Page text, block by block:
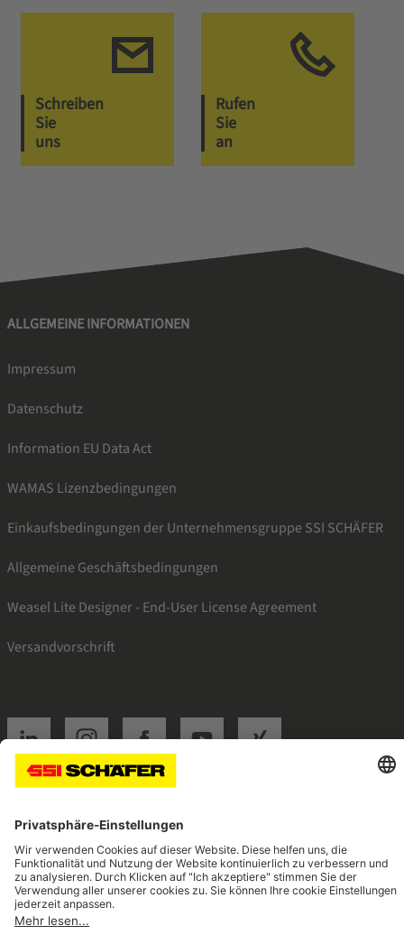
Schreiben
Sie
uns
Rufen
Sie
an
ALLGEMEINE INFORMATIONEN
Impressum
Datenschutz
Information EU Data Act
WAMAS Lizenzbedingungen
Einkaufsbedingungen der Unternehmensgruppe SSI SCHÄFER
Allgemeine Geschäftsbedingungen
Weasel Lite Designer - End-User License Agreement
Versandvorschrift
SSI linkedinSSI instagramSSI facebook
Navigate to home page